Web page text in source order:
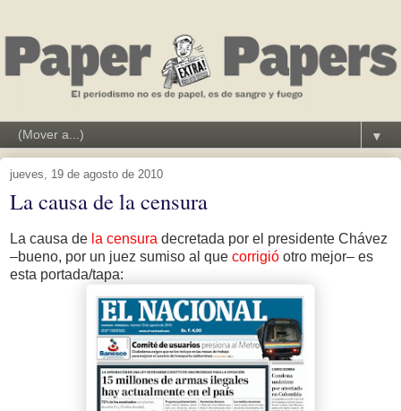
▼
jueves, 19 de agosto de 2010
La causa de la censura
La causa de la censura decretada por el presidente Chávez
–bueno, por un juez sumiso al que corrigió otro mejor– es
esta portada/tapa: